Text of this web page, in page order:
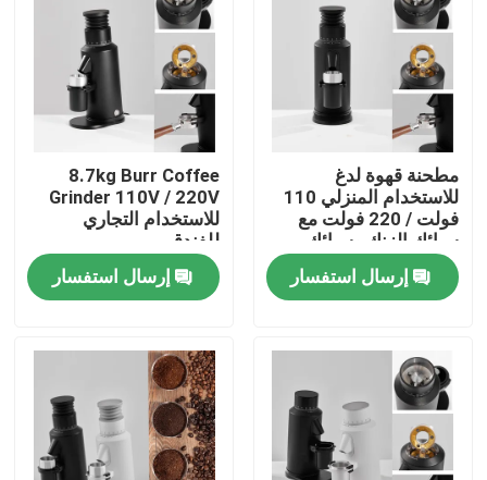
معلومات عنا
جولة في المعمل
مراقبة الجودة
اتصل بنا
مطحنة حبوب البن
مطحنة القهوة
مطحنة قهوة لدغ
للاستخدام المنزلي 110
فولت / 220 فولت مع
سبائك الزنك وسبائك
الألومنيوم
إرسال استفسار
8.7kg Burr Coffee
Grinder 110V / 220V
للاستخدام التجاري
للفندق
إرسال استفسار